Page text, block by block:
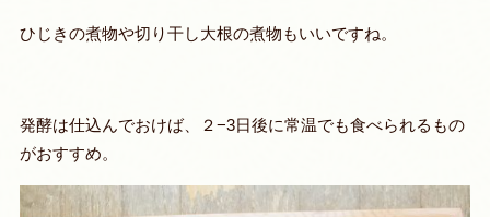
ひじきの煮物や切り干し大根の煮物もいいですね。
発酵は仕込んでおけば、２−3日後に常温でも食べられるもの
がおすすめ。